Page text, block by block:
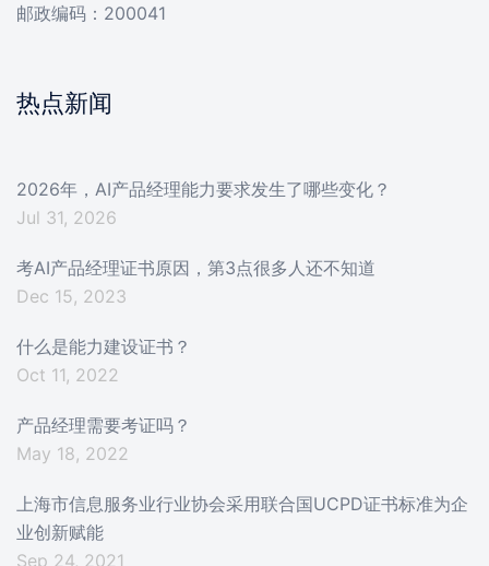
邮政编码：200041
热点新闻
2026年，AI产品经理能力要求发生了哪些变化？
Jul 31, 2026
考AI产品经理证书原因，第3点很多人还不知道
Dec 15, 2023
什么是能力建设证书？
Oct 11, 2022
产品经理需要考证吗？
May 18, 2022
上海市信息服务业行业协会采用联合国UCPD证书标准为企
业创新赋能
Sep 24, 2021